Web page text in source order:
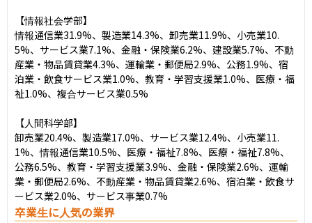
【情報社会学部】
情報通信業31.9%、製造業14.3%、卸売業11.9%、小売業10.
5%、サービス業7.1%、金融・保険業6.2%、建設業5.7%、不動
産業・物品賃貸業4.3%、運輸業・郵便局2.9%、公務1.9%、宿
泊業・飲食サービス業1.0%、教育・学習支援業1.0%、医療・福
祉1.0%、複合サービス業0.5%
【人間科学部】
卸売業20.4%、製造業17.0%、サービス業12.4%、小売業11.
1%、情報通信業10.5%、医療・福祉7.8%、医療・福祉7.8%、
公務6.5%、教育・学習支援業3.9%、金融・保険業2.6%、運輸
業・郵便局2.6%、不動産業・物品賃貸業2.6%、宿泊業・飲食サ
ービス業2.0%、サービス事業0.7%
卒業生に人気の業界